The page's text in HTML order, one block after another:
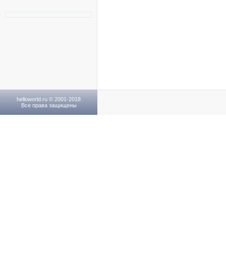
helloworld.ru © 2001-2018
Все права защищены